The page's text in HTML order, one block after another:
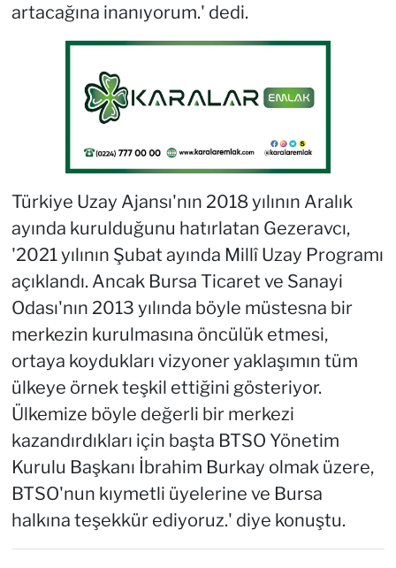
artacağına inanıyorum.' dedi.
Türkiye Uzay Ajansı'nın 2018 yılının Aralık
ayında kurulduğunu hatırlatan Gezeravcı,
'2021 yılının Şubat ayında Millî Uzay Programı
açıklandı. Ancak Bursa Ticaret ve Sanayi
Odası'nın 2013 yılında böyle müstesna bir
merkezin kurulmasına öncülük etmesi,
ortaya koydukları vizyoner yaklaşımın tüm
ülkeye örnek teşkil ettiğini gösteriyor.
Ülkemize böyle değerli bir merkezi
kazandırdıkları için başta BTSO Yönetim
Kurulu Başkanı İbrahim Burkay olmak üzere,
BTSO'nun kıymetli üyelerine ve Bursa
halkına teşekkür ediyoruz.' diye konuştu.